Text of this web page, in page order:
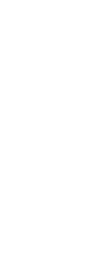
modern und
eine andere mit
besten auf der
Ankunftsdatum
verläuft, und deckt
Nebenkosten
wird anhand der
Ihnen innerhalb von
für Leistungen, die Sie
Check-outs.
Mikrow., Abzugsh.,
Grill,
zur Verfügung.